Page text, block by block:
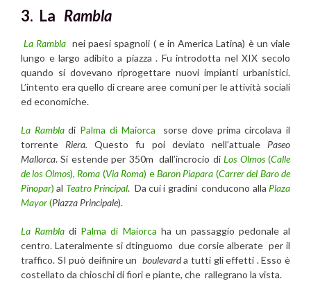
3. La Rambla
La Rambla nei paesi spagnoli ( e in America Latina) è un viale
lungo e largo adibito a piazza . Fu introdotta nel XIX secolo
quando si dovevano riprogettare nuovi impianti urbanistici.
L’intento era quello di creare aree comuni per le attività sociali
ed economiche.
La Rambladi Palma di Maiorca
sorse dove prima circolava il
torrente Riera.Questo fu poi deviato nell’attuale Paseo
Mallorca. Si estende per 350m dall’incrocio diLos Olmos(Calle
de los Olmos), Roma (Via Roma) eBaron Piapara (Carrer del Baro de
Pinopar) al Teatro Principal. Da cui i gradini conducono alla Plaza
Mayor(Piazza Principale).
La Rambla di Palma di Maiorca ha un passaggio pedonale al
centro. Lateralmente si dtinguomo due corsie alberate per il
traffico. SI può deifinire un boulevarda tutti gli effetti . Esso è
costellato da chioschi di fiori e piante, che rallegrano la vista.